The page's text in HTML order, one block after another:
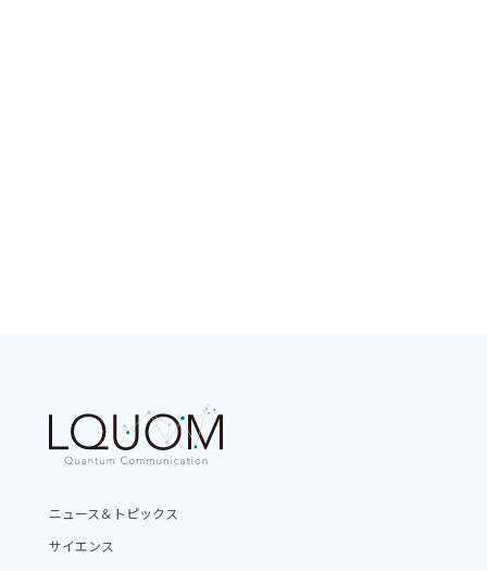
ニュース＆トピックス
サイエンス